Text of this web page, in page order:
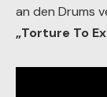
an den Drums
„Torture To